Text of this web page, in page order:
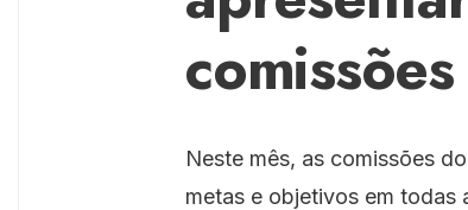
Neste mês, as comissões
metas e objetivos em todas